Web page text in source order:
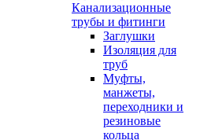
Канализационные
трубы и фитинги
Заглушки
Изоляция для
труб
Муфты,
манжеты,
переходники и
резиновые
кольца